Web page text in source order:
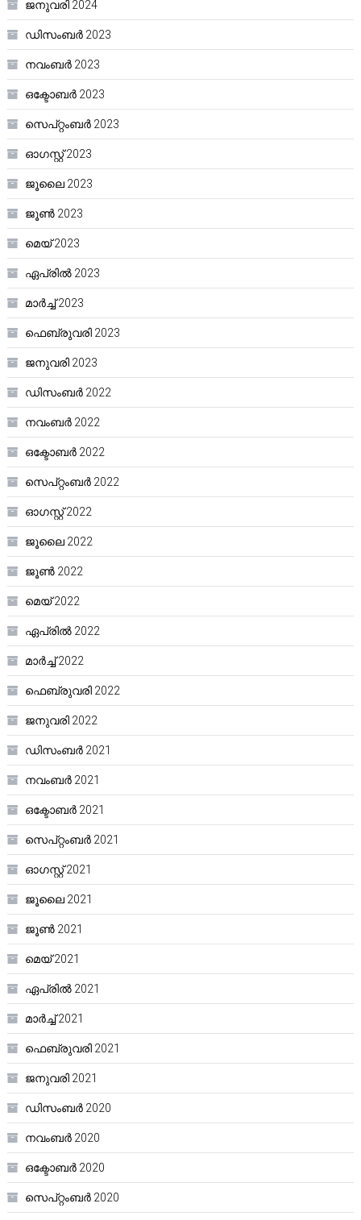
ജനുവരി 2024
ഡിസംബർ 2023
നവംബർ 2023
ഒക്ടോബർ 2023
സെപ്റ്റംബർ 2023
ഓഗസ്റ്റ്‌ 2023
ജൂലൈ 2023
ജൂൺ 2023
മെയ്‌ 2023
ഏപ്രിൽ 2023
മാർച്ച്‌ 2023
ഫെബ്രുവരി 2023
ജനുവരി 2023
ഡിസംബർ 2022
നവംബർ 2022
ഒക്ടോബർ 2022
സെപ്റ്റംബർ 2022
ഓഗസ്റ്റ്‌ 2022
ജൂലൈ 2022
ജൂൺ 2022
മെയ്‌ 2022
ഏപ്രിൽ 2022
മാർച്ച്‌ 2022
ഫെബ്രുവരി 2022
ജനുവരി 2022
ഡിസംബർ 2021
നവംബർ 2021
ഒക്ടോബർ 2021
സെപ്റ്റംബർ 2021
ഓഗസ്റ്റ്‌ 2021
ജൂലൈ 2021
ജൂൺ 2021
മെയ്‌ 2021
ഏപ്രിൽ 2021
മാർച്ച്‌ 2021
ഫെബ്രുവരി 2021
ജനുവരി 2021
ഡിസംബർ 2020
നവംബർ 2020
ഒക്ടോബർ 2020
സെപ്റ്റംബർ 2020